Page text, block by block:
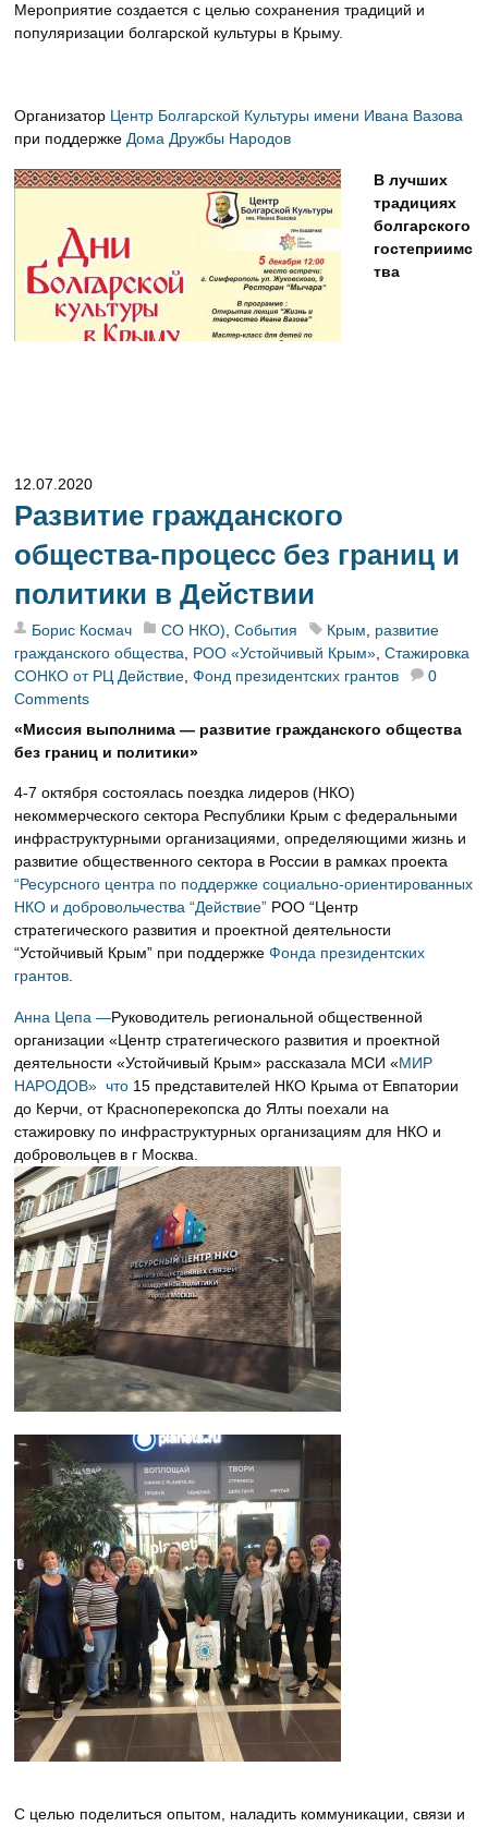
Мероприятие создается с целью сохранения традиций и
популяризации болгарской культуры в Крыму.
Организатор Центр Болгарской Культуры имени Ивана Вазова
при поддержке Дома Дружбы Народов
В лучших
традициях
болгарского
гостеприимс
тва
12.07.2020
Развитие гражданского
общества-процесс без границ и
политики в Действии
Борис Космач СО НКО) ,События Крым
развитие
гражданского общества
РОО «Устойчивый Крым» ,Стажировка
СОНКО от РЦ Действие ,Фонд президентских грантов
0
Comments
«Миссия выполнима — развитие гражданского общества
без границ и политики»
4-7 октября состоялась поездка лидеров (НКО)
некоммерческого сектора Республики Крым с федеральными
инфраструктурными организациями, определяющими жизнь и
развитие общественного сектора в России в рамках проекта
“Ресурсного центра по поддержке социально-ориентированных
НКО и добровольчества “Действие” РОО “Центр
стратегического развития и проектной деятельности
“Устойчивый Крым” при поддержкеФонда президентских
грантов.
Анна Цепа —Руководитель региональной общественной
организации «Центр стратегического развития и проектной
деятельности «Устойчивый Крым» рассказала МСИ «МИР
НАРОДОВ» что 15 представителей НКО Крыма от Евпатории
до Керчи, от Красноперекопска до Ялты поехали на
стажировку по инфраструктурных организациям для НКО и
добровольцев в г Москва.
С целью поделиться опытом, наладить коммуникации, связи и